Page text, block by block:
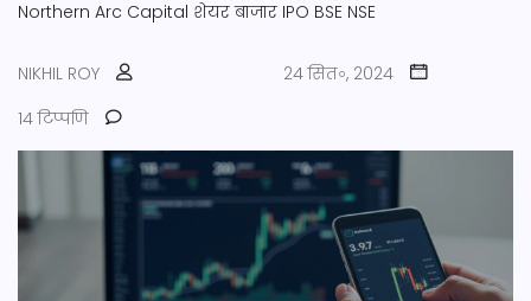
Northern Arc Capital शेयर बाजार IPO BSE NSE
NIKHIL ROY
24 सित॰, 2024
14 टिप्पणि